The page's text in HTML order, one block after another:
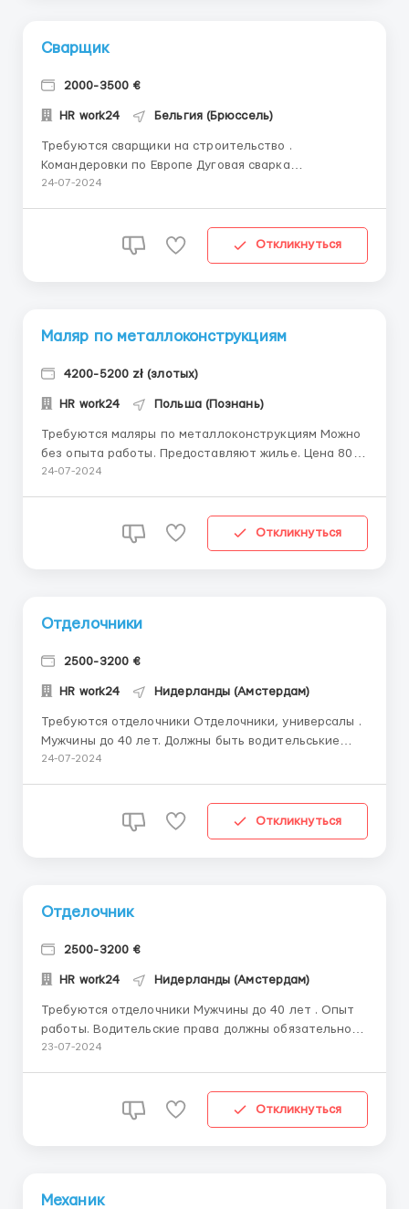
Сварщик
2000-3500 €
HR work24 Бельгия (Брюссель)
Требуются сварщики на строительство .
Командеровки по Европе Дуговая сварка
вольфрамовым электродомом в интерных газах с
136 , 138 метод. Диплом сварщика Умение читать
24-07-2024
Откликнуться
Маляр по металлоконструкциям
4200-5200 zł (злотых)
HR work24 Польша (Познань)
Требуются маляры по металлоконструкциям Можно
без опыта работы. Предоставляют жилье. Цена 800
злотых ( 1 раз в неделю убирают, 1 раз в две недели
индивидуальной защиты - за счет нанимателя.
24-07-2024
Откликнуться
Отделочники
2500-3200 €
HR work24 Нидерланды (Амстердам)
Требуются отделочники Отделочники, универсалы .
Мужчины до 40 лет. Должны быть водительськие
права. Страна - Нидерланды. Жилье стоит 500 евро
24-07-2024
Откликнуться
Отделочник
2500-3200 €
HR work24 Нидерланды (Амстердам)
Требуются отделочники Мужчины до 40 лет . Опыт
работы. Водительские права должны обязательно
быть . Страна Нидерланды. Жилье предоставляют (
23-07-2024
Откликнуться
Механик